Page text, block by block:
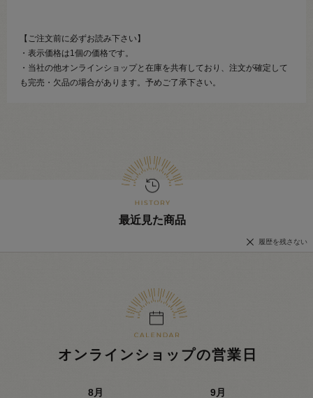
【ご注文前に必ずお読み下さい】
・表示価格は1個の価格です。
・当社の他オンラインショップと在庫を共有しており、注文が確定して
も完売・欠品の場合があります。予めご了承下さい。
最近見た商品
履歴を残さない
オンラインショップの営業日
8月 9月